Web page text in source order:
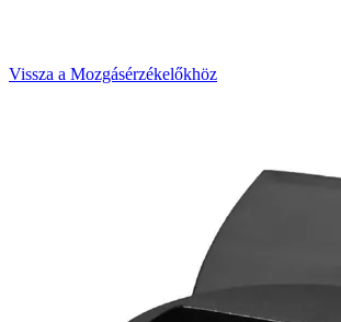
Vissza a Mozgásérzékelőkhöz